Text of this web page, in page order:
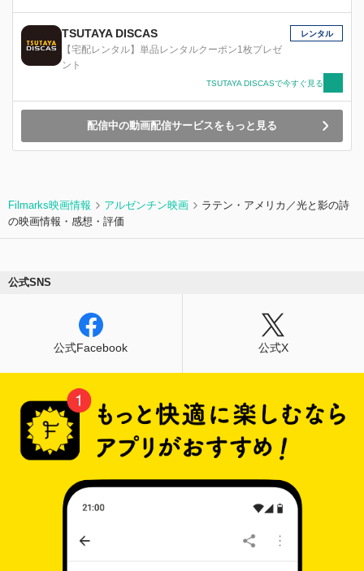
瑞々しく交差させファンタスティックに描く。
TSUTAYA DISCAS
【宅配レンタル】単品レンタルクーポン1枚プレゼ
ント
レンタル
TSUTAYA DISCASで今すぐ見る
配信中の動画配信サービスをもっと見る
Filmarks映画情報 アルゼンチン映画
ラテン・アメリカ／光と影の詩
の映画情報・感想・評価
公式SNS
公式Facebook 公式X